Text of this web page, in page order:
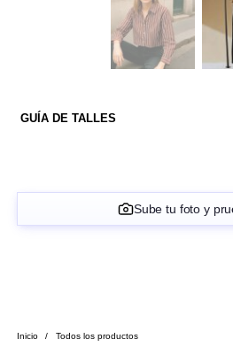
Inicio / Todos los productos
GUÍA DE TALLES
Sube tu foto y